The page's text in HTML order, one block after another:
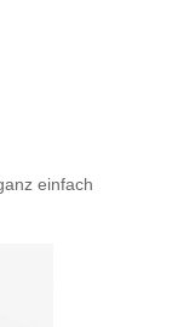
einfach